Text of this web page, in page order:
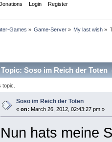
Login Register
Games » Game-Server» My last wish »
Topic: Soso im Reich der Toten
Soso im Reich der Toten
« on: March 26, 2012, 02:43:27 pm »
Nun hats meine